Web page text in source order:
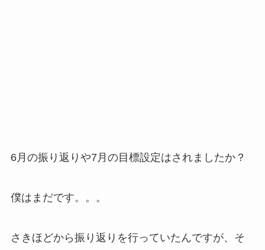
6月の振り返りや7月の目標設定はされましたか？
僕はまだです。。。
さきほどから振り返りを行っていたんですが、そ